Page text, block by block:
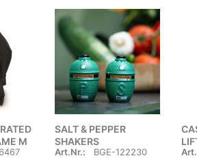
M
SALT & PEPPER
SHAKERS
Art.Nr.: BGE-122230